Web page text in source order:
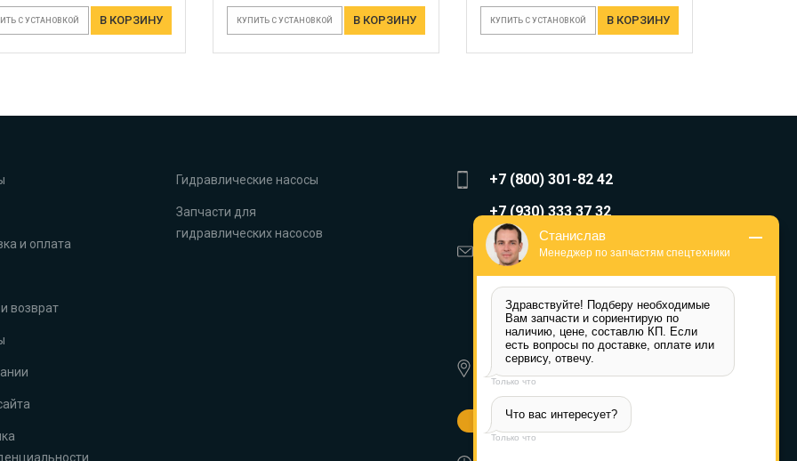
С УСТАНОВКОЙ В КОРЗИНУ КУПИТЬ С УСТАНОВКОЙ В КОРЗИНУ КУПИТЬ С УСТАНОВКОЙ В КОРЗИНУ
и оплата
возврат
Гидравлические насосы
Запчасти для
гидравлических насосов
+7 (800) 301-82 42
+7 (930) 333 37 32
zakaz@reduktor40.ru
reductor-40@mail.ru
reduktora40@mail.ru
119361, г. Москва, пер 2-Й
Очаковский, дом 7, офис помещ.
Другие города
Станислав
Менеджер по запчастям спецтехники
Здравствуйте! Подберу необходимые
Вам запчасти и сориентирую по
наличию, цене, составлю КП. Если
есть вопросы по доставке, оплате или
сервису, отвечу.
Только что
Что вас интересует?
Только что